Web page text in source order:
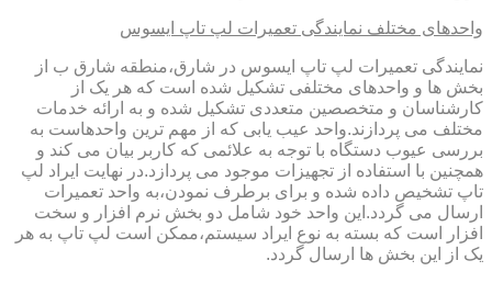
واحدهای مختلف نمایندگی تعمیرات لپ تاپ ایسوس
نمایندگی تعمیرات لپ تاپ ایسوس در شارق،منطقه شارق ب از
بخش ها و واحدهای مختلفی تشکیل شده است که هر یک از
کارشناسان و متخصصین متعددی تشکیل شده و به ارائه خدمات
مختلف می پردازند.واحد عیب یابی که از مهم ترین واحدهاست به
بررسی عیوب دستگاه با توجه به علائمی که کاربر بیان می کند و
همچنین با استفاده از تجهیزات موجود می پردازد.در نهایت ایراد لپ
تاپ تشخیص داده شده و برای برطرف نمودن،به واحد تعمیرات
ارسال می گردد.این واحد خود شامل دو بخش نرم افزار و سخت
افزار است که بسته به نوع ایراد سیستم،ممکن است لپ تاپ به هر
یک از این بخش ها ارسال گردد.